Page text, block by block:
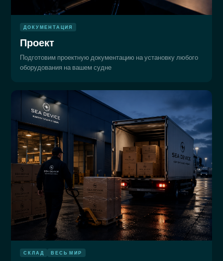
ДОКУМЕНТАЦИЯ
Проект
Подготовим проектную документацию на установку любого
оборудования на вашем судне
СКЛАД ВЕСЬ МИР